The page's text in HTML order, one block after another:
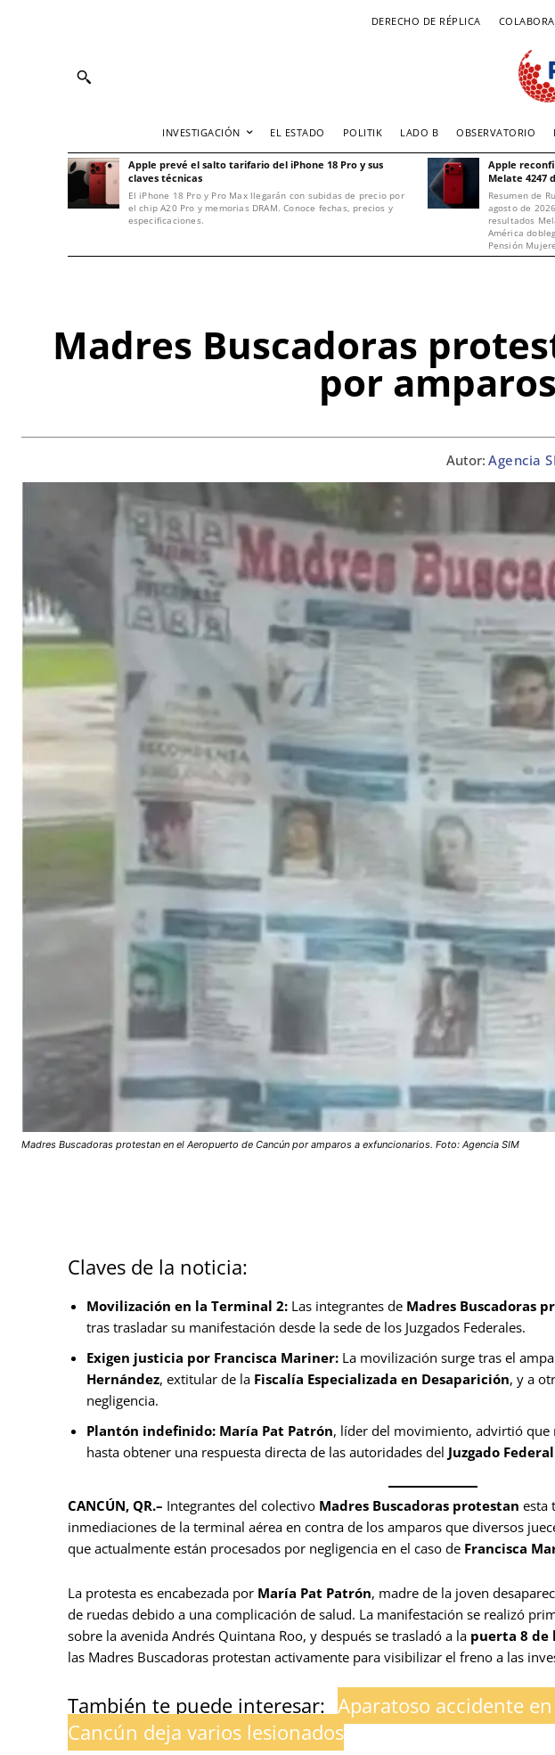
DERECHO DE RÉPLICA
INVESTIGACIÓN EL ESTADO POLITIK LADO B OBSERVATORIO
Apple prevé el salto tarifario del iPhone 18 Pro y sus
claves técnicas
El iPhone 18 Pro y Pro Max llegarán con subidas de precio por
el chip A20 Pro y memorias DRAM. Conoce fechas, precios y
especificaciones.
Apple
Melate 4247
Resumen de
agosto de
resultados
América
Pensión
Madres Buscadoras
por
Autor: Agencia
Madres Buscadoras protestan en el Aeropuerto de Cancún por amparos a exfuncionarios. Foto: Agencia SIM
Claves de la noticia:
Movilización en la Terminal 2: Las integrantes de Madres Buscadoras
tras trasladar su manifestación desde la sede de los Juzgados Federales.
Exigen justicia por Francisca Mariner: La movilización surge tras el
Hernández, extitular de la Fiscalía Especializada en Desaparición, y a
negligencia.
Plantón indefinido: María Pat Patrón, líder del movimiento, advirtió que
hasta obtener una respuesta directa de las autoridades del Juzgado Federal
CANCÚN, QR.– Integrantes del colectivo Madres Buscadoras protestan esta
inmediaciones de la terminal aérea en contra de los amparos que diversos
que actualmente están procesados por negligencia en el caso de Francisca
La protesta es encabezada por María Pat Patrón, madre de la joven
de ruedas debido a una complicación de salud. La manifestación se realizó
sobre la avenida Andrés Quintana Roo, y después se trasladó a la puerta 8 de
las Madres Buscadoras protestan activamente para visibilizar el freno a las
También te puede interesar: Aparatoso accidente
Cancún deja varios lesionados